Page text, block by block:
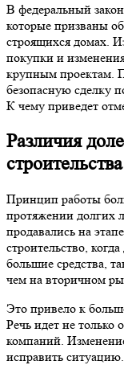
В федеральный
которые призваны
строящихся домах.
покупки и
крупным проектам.
безопасную сделку
К чему приведет
Различия
строительства
Принцип работы
протяжении долгих
продавались на
строительство,
большие средства,
чем на вторичном
Это привело к
Речь идет не только
компаний.
исправить ситуацию.